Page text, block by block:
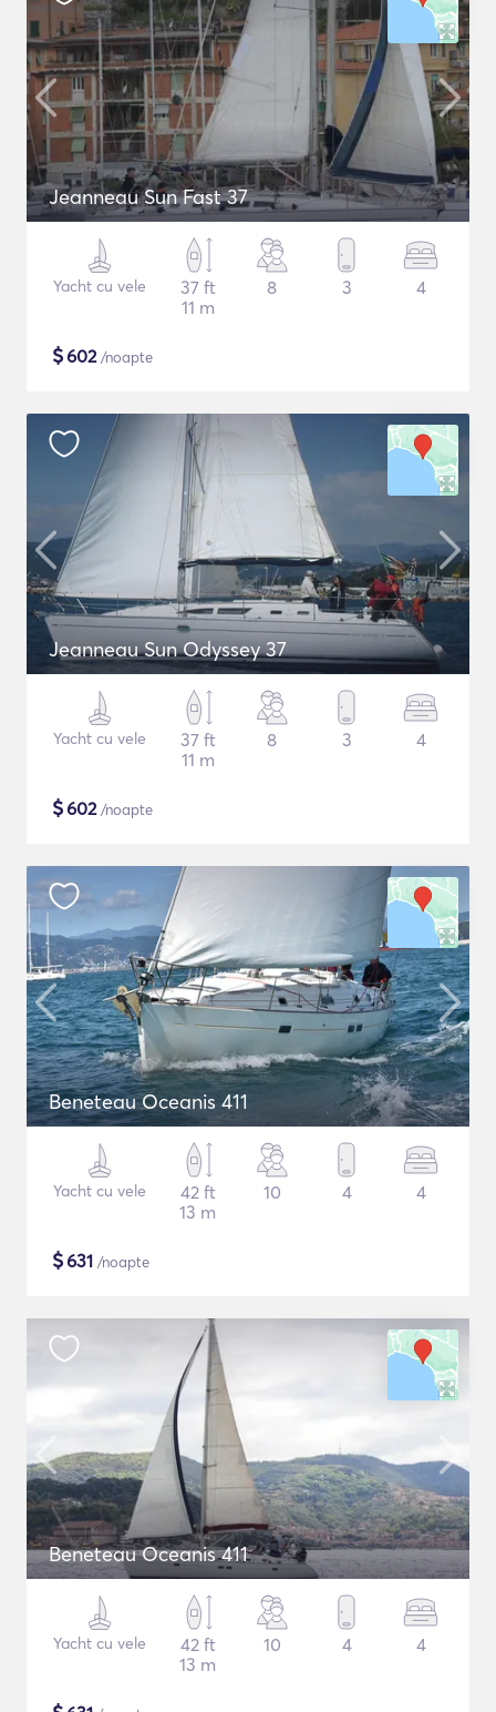
Jeanneau Sun Fast 37
Yacht cu vele
37 ft
11 m
8 3 4
$602/noapte
Jeanneau Sun Odyssey 37
Yacht cu vele
37 ft
11 m
8 3 4
$602/noapte
Beneteau Oceanis 411
Yacht cu vele
42 ft
13 m
10 4 4
$631 /noapte
Beneteau Oceanis 411
Yacht cu vele
42 ft
13 m
10 4 4